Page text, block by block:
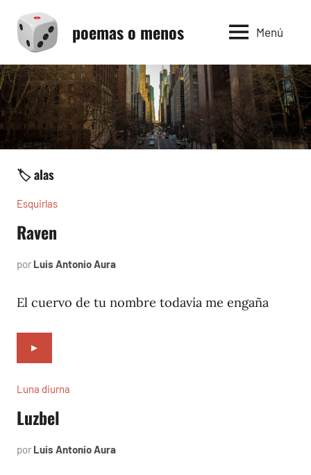
contenido
poemas o menos Menú
🏷️ alas
Esquirlas
Raven
por Luis Antonio Aura
2023
El cuervo de tu nombre todavía me engaña
►
Luna diurna
Luzbel
por Luis Antonio Aura